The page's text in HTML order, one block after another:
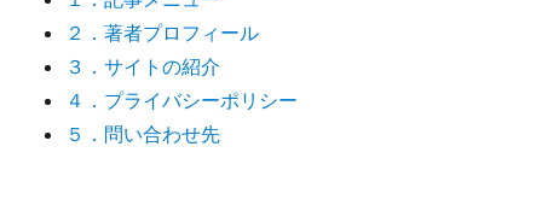
２．著者プロフィール
３．サイトの紹介
４．プライバシーポリシー
５．問い合わせ先